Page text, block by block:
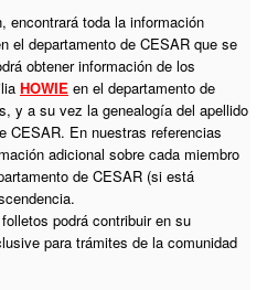
encontrará toda la información
el departamento de CESAR que se
obtener información de los
HOWIE en el departamento de
y a su vez la genealogía del apellido
CESAR. En nuestras referencias
adicional sobre cada miembro
de CESAR (si está
podrá contribuir en su
para trámites de la comunidad